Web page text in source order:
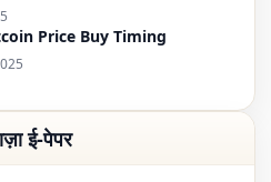
Price Buy Timing
ई-पेपर